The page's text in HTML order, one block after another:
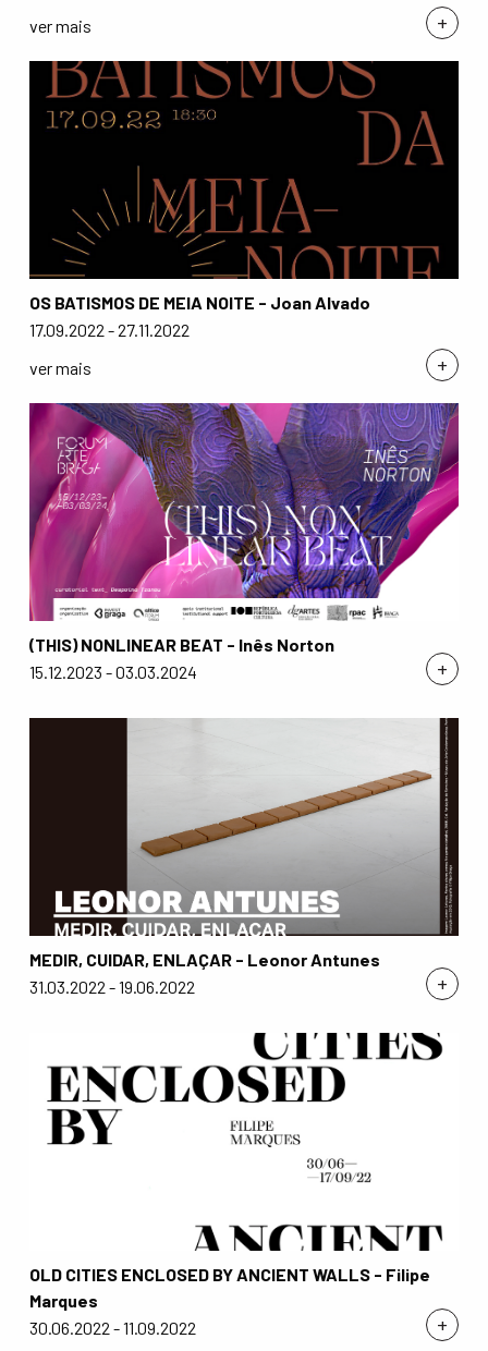
+
ver mais
+
OS BATISMOS DE MEIA NOITE - Joan Alvado
17.09.2022 - 27.11.2022
ver mais
+
(THIS) NONLINEAR BEAT - Inês Norton
15.12.2023 - 03.03.2024
+
MEDIR, CUIDAR, ENLAÇAR - Leonor Antunes
31.03.2022 - 19.06.2022
+
OLD CITIES ENCLOSED BY ANCIENT WALLS - Filipe
Marques
30.06.2022 - 11.09.2022